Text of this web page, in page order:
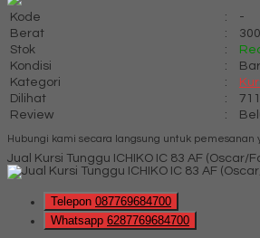
Kode :
-
Berat
:
Stok
:
Kondisi
:
Kategori
:
Dilihat
:
Review
:
Hubungi kami secara langsung untuk pemesanan
Jual Kursi Tunggu ICHIKO IC 83 AF (Oscar/
Telepon 087769684700
Whatsapp 6287769684700